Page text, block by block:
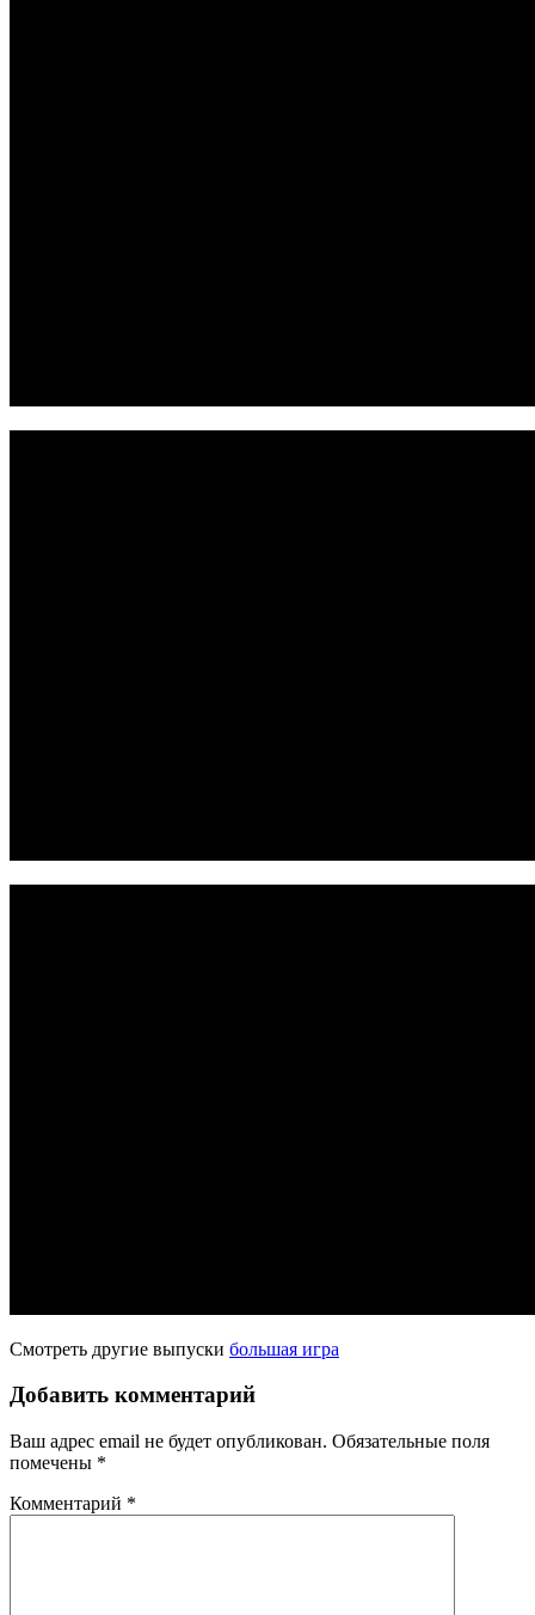
Смотреть другие выпуски большая игра
Добавить комментарий
Ваш адрес email не будет опубликован. Обязательные поля
помечены *
Комментарий *